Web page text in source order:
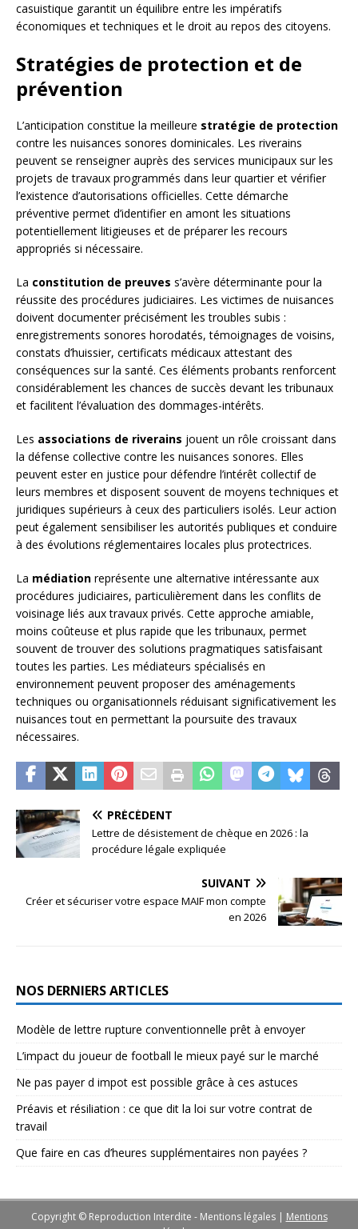
casuistique garantit un équilibre entre les impératifs
économiques et techniques et le droit au repos des citoyens.
Stratégies de protection et de
prévention
L’anticipation constitue la meilleure stratégie de protection
contre les nuisances sonores dominicales. Les riverains
peuvent se renseigner auprès des services municipaux sur les
projets de travaux programmés dans leur quartier et vérifier
l’existence d’autorisations officielles. Cette démarche
préventive permet d’identifier en amont les situations
potentiellement litigieuses et de préparer les recours
appropriés si nécessaire.
La constitution de preuves s’avère déterminante pour la
réussite des procédures judiciaires. Les victimes de nuisances
doivent documenter précisément les troubles subis :
enregistrements sonores horodatés, témoignages de voisins,
constats d’huissier, certificats médicaux attestant des
conséquences sur la santé. Ces éléments probants renforcent
considérablement les chances de succès devant les tribunaux
et facilitent l’évaluation des dommages-intérêts.
Les associations de riverains jouent un rôle croissant dans
la défense collective contre les nuisances sonores. Elles
peuvent ester en justice pour défendre l’intérêt collectif de
leurs membres et disposent souvent de moyens techniques et
juridiques supérieurs à ceux des particuliers isolés. Leur action
peut également sensibiliser les autorités publiques et conduire
à des évolutions réglementaires locales plus protectrices.
La médiation représente une alternative intéressante aux
procédures judiciaires, particulièrement dans les conflits de
voisinage liés aux travaux privés. Cette approche amiable,
moins coûteuse et plus rapide que les tribunaux, permet
souvent de trouver des solutions pragmatiques satisfaisant
toutes les parties. Les médiateurs spécialisés en
environnement peuvent proposer des aménagements
techniques ou organisationnels réduisant significativement les
nuisances tout en permettant la poursuite des travaux
nécessaires.
PRÉCÉDENT
Lettre de désistement de chèque en 2026 : la
procédure légale expliquée
SUIVANT
Créer et sécuriser votre espace MAIF mon compte
en 2026
NOS DERNIERS ARTICLES
Modèle de lettre rupture conventionnelle prêt à envoyer
L’impact du joueur de football le mieux payé sur le marché
Ne pas payer d impot est possible grâce à ces astuces
Préavis et résiliation : ce que dit la loi sur votre contrat de
travail
Que faire en cas d’heures supplémentaires non payées ?
Copyright © Reproduction Interdite - Mentions légales | Mentions